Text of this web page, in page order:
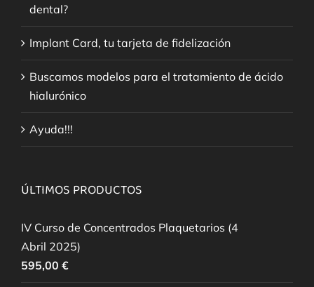
dental?
Implant Card, tu tarjeta de fidelización
Buscamos modelos para el tratamiento de ácido
hialurónico
Ayuda!!!
ÚLTIMOS PRODUCTOS
IV Curso de Concentrados Plaquetarios (4
Abril 2025)
595,00 €